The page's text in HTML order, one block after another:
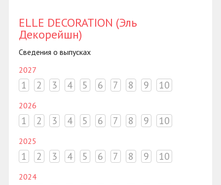
ELLE DECORATION (Эль
Декорейшн)
Сведения о выпусках
2027
1 2 3 4 5 6 7 8 9 10
2026
1 2 3 4 5 6 7 8 9 10
2025
1 2 3 4 5 6 7 8 9 10
2024